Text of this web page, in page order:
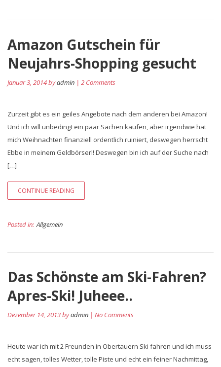
Amazon Gutschein für
Neujahrs-Shopping gesucht
Januar 3, 2014 byadmin | 2 Comments
Zurzeit gibt es ein geiles Angebote nach dem anderen bei Amazon!
Und ich will unbedingt ein paar Sachen kaufen, aber irgendwie hat
mich Weihnachten finanziell ordentlich ruiniert, deswegen herrscht
Ebbe in meinem Geldbörserl! Deswegen bin ich auf der Suche nach
[…]
CONTINUE READING
Posted in: Allgemein
Das Schönste am Ski-Fahren?
Apres-Ski! Juheee..
Dezember 14, 2013 byadmin | No Comments
Heute war ich mit 2 Freunden in Obertauern Ski fahren und ich muss
echt sagen, tolles Wetter, tolle Piste und echt ein feiner Nachmittag,